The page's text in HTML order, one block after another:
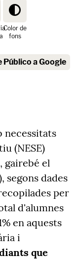
Color de
fons
Público a Google
necessitats
(NESE)
, gairebé el
segons dades
per
d'alumnes
en aquests
i
que